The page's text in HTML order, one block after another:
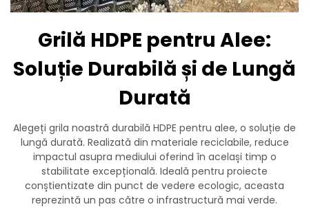
Grilă HDPE pentru Alee:
Soluție Durabilă și de Lungă
Durată
Alegeți grila noastră durabilă HDPE pentru alee, o soluție de
lungă durată. Realizată din materiale reciclabile, reduce
impactul asupra mediului oferind în același timp o
stabilitate excepțională. Ideală pentru proiecte
conștientizate din punct de vedere ecologic, aceasta
reprezintă un pas către o infrastructură mai verde.